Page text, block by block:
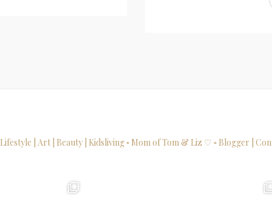
Lifestyle | Art | Beauty | Kidsliving▫ Mom of Tom & Liz ♡ ▫ Blogger |